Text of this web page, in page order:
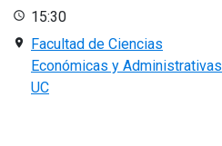
15:30
Facultad de Ciencias
Económicas y Administrativas
UC